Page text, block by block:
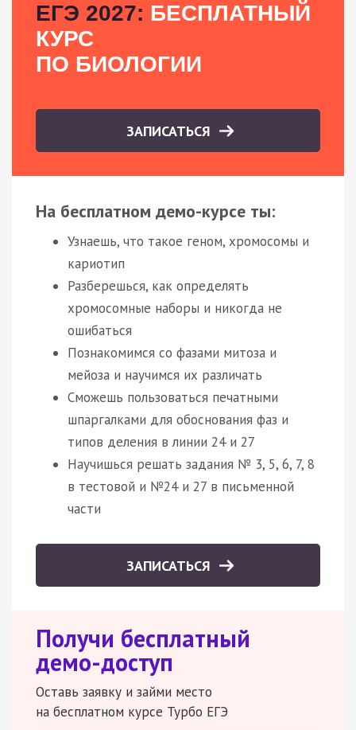
ЕГЭ 2027: БЕСПЛАТНЫЙ
КУРС
ПО БИОЛОГИИ
ЗАПИСАТЬСЯ
На бесплатном демо-курсе ты:
Узнаешь, что такое геном, хромосомы и
кариотип
Разберешься, как определять
хромосомные наборы и никогда не
ошибаться
Познакомимся со фазами митоза и
мейоза и научимся их различать
Сможешь пользоваться печатными
шпаргалками для обоснования фаз и
типов деления в линии 24 и 27
Научишься решать задания № 3, 5, 6, 7, 8
в тестовой и №24 и 27 в письменной
части
ЗАПИСАТЬСЯ
Получи бесплатный
демо-доступ
Оставь заявку и займи место
на бесплатном курсе Турбо ЕГЭ